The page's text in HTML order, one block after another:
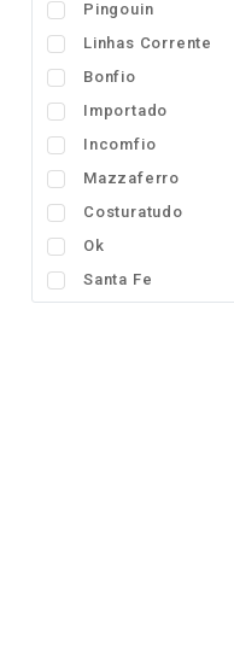
Pingouin
Linhas Corrente
Bonfio
Importado
Incomfio
Mazzaferro
Costuratudo
Ok
Santa Fe